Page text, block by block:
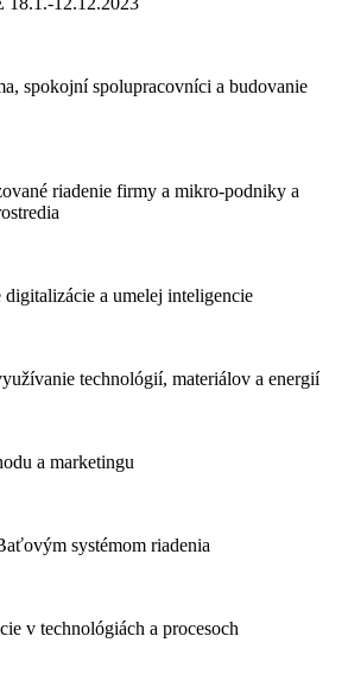
spokojní spolupracovníci a budovanie
riadenie firmy a mikro-podniky a
a umelej inteligencie
technológií, materiálov a energií
a marketingu
systémom riadenia
v technológiách a procesoch